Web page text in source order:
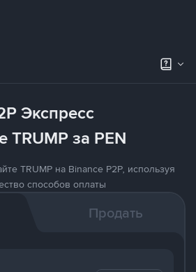
Экспресс
TRUMP за PEN
TRUMP на Binance P2P, используя
способов оплаты
Продать